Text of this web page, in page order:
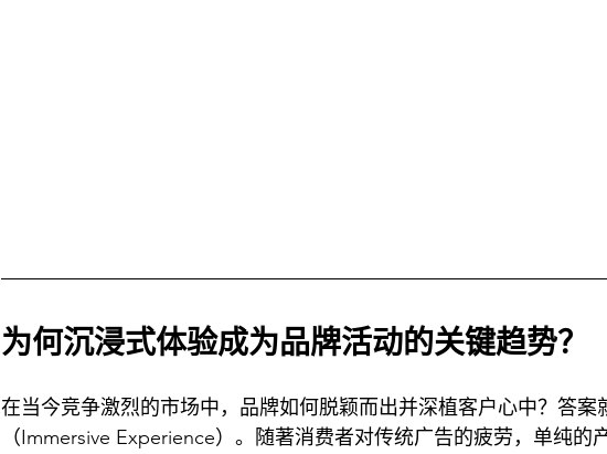
为何沉浸式体验成为品牌活动的关键趋势？
在当今竞争激烈的市场中，品牌如何脱颖而出并深植客户心中？答案
（Immersive Experience）。随著消费者对传统广告的疲劳，单纯的